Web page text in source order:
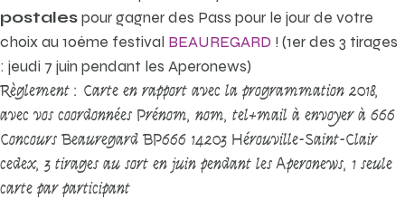
postalespour gagner des Pass pour le jour de votre
choix au 10ème festival BEAUREGARD ! (1er des 3 tirages
: jeudi 7 juin pendant les Aperonews)
Règlement : Carte en rapport avec la programmation 2018,
avec vos coordonnées Prénom, nom, tel+mail à envoyer à 666
Concours Beauregard BP666 14203 Hérouville-Saint-Clair
cedex, 3 tirages au sort en juin pendant les Aperonews, 1 seule
carte par participant